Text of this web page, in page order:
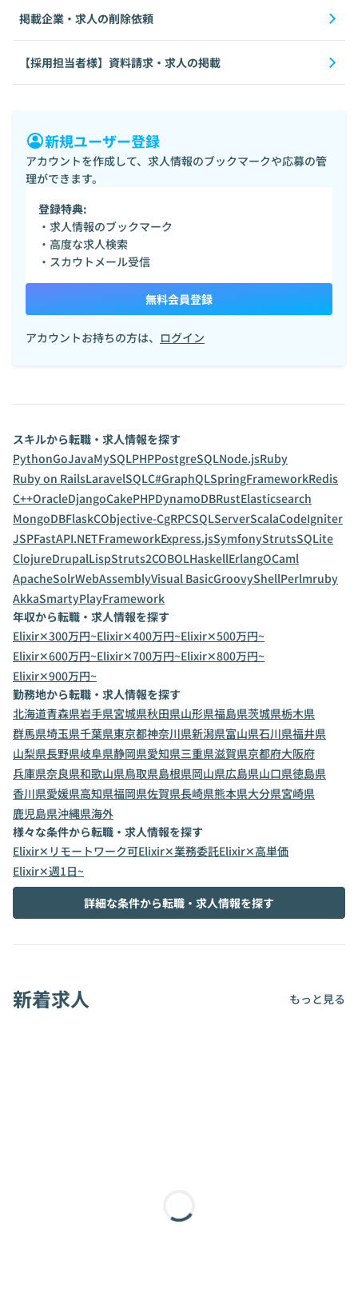
掲載企業・求人の削除依頼
【採用担当者様】資料請求・求人の掲載
新規ユーザー登録
アカウントを作成して、求人情報のブックマークや応募の管
理ができます。
登録特典:
・求人情報のブックマーク
・高度な求人検索
・スカウトメール受信
無料会員登録
アカウントお持ちの方は、 ログイン
スキルから転職・求人情報を探す
PythonGoJavaMySQLPHPPostgreSQLNode.jsRuby
Ruby on RailsLaravelSQLC#GraphQLSpringFrameworkRedis
C++OracleDjangoCakePHPDynamoDBRustElasticsearch
MongoDBFlaskCObjective-CgRPCSQLServerScalaCodeIgniter
JSPFastAPI.NETFrameworkExpress.jsSymfonyStrutsSQLite
ClojureDrupalLispStruts2COBOLHaskellErlangOCaml
ApacheSolrWebAssemblyVisual BasicGroovyShellPerlmruby
AkkaSmartyPlayFramework
年収から転職・求人情報を探す
Elixir✕300万円~Elixir✕400万円~Elixir✕500万円~
Elixir✕600万円~Elixir✕700万円~Elixir✕800万円~
Elixir✕900万円~
勤務地から転職・求人情報を探す
北海道青森県岩手県宮城県秋田県山形県福島県茨城県栃木県
群馬県埼玉県千葉県東京都神奈川県新潟県富山県石川県福井県
山梨県長野県岐阜県静岡県愛知県三重県滋賀県京都府大阪府
兵庫県奈良県和歌山県鳥取県島根県岡山県広島県山口県徳島県
香川県愛媛県高知県福岡県佐賀県長崎県熊本県大分県宮崎県
鹿児島県沖縄県海外
様々な条件から転職・求人情報を探す
Elixir✕リモートワーク可Elixir✕業務委託Elixir✕高単価
Elixir✕週1日~
詳細な条件から転職・求人情報を探す
新着求人 もっと見る